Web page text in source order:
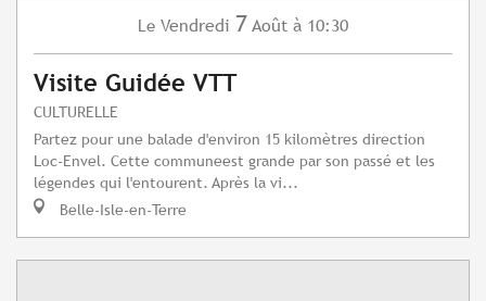
Le Vendredi 7 Août à 10:30
Visite Guidée VTT
CULTURELLE
Partez pour une balade d'environ 15 kilomètres direction
Loc-Envel. Cette communeest grande par son passé et les
légendes qui l'entourent. Après la vi...
Belle-Isle-en-Terre